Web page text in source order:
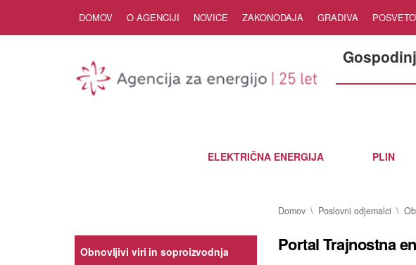
DOMOV O AGENCIJI NOVICE ZAKONODAJA GRADIVA
ELEKTRIČNA ENERGIJA PLIN
Domov Poslovni odjemalci
Obnovljivi viri in soproizvodnja Portal Trajnostna